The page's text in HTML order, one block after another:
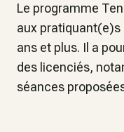
Le programme
aux pratiquant(e)s
ans et plus. Il a
des licenciés,
séances